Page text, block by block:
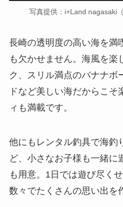
写真提供：i+Land nagasaki
長崎の透明度の高い海を満
も欠かせません。海風を楽
ク、スリル満点のバナナボ
ドなど美しい海だからこ
ィも満載です。
他にもレンタル釣具で海釣
ど、小さなお子様も一緒に
も用意。1日では遊び尽く
数々でたくさんの思い出を